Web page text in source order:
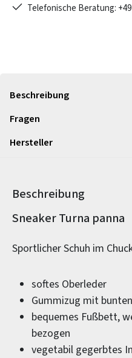
Telefonische Beratung: +49
Beschreibung
Fragen
Hersteller
Beschreibung
Produktinformationen
Sneaker Turna panna
Sportlicher Schuh im
softes Oberleder
Gummizug mit
bequemes Fußbett,
bezogen
vegetabil gegerbtes